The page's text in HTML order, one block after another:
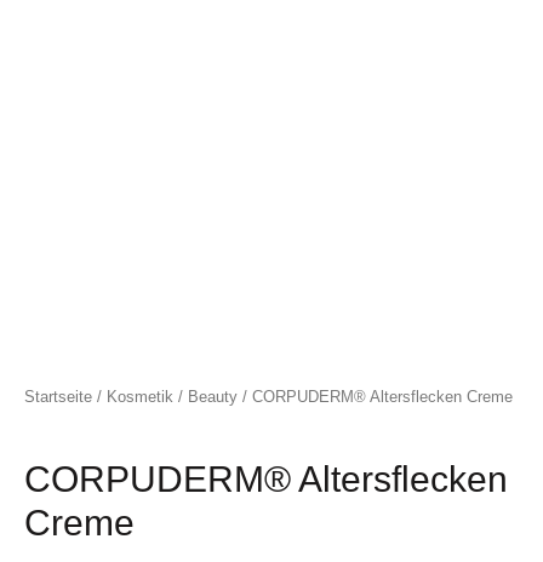
Startseite / Kosmetik / Beauty / CORPUDERM® Altersflecken Creme
CORPUDERM® Altersflecken
Creme